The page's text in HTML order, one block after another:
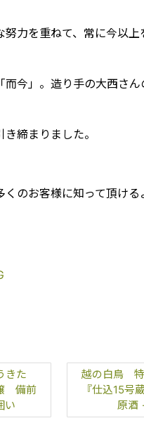
努力を重ねて、常に今以上
而今」。造り手の大西さ
締まりました。
くのお客様に知って頂ける
きた
備前
い
越の白鳥
『仕込15
原酒